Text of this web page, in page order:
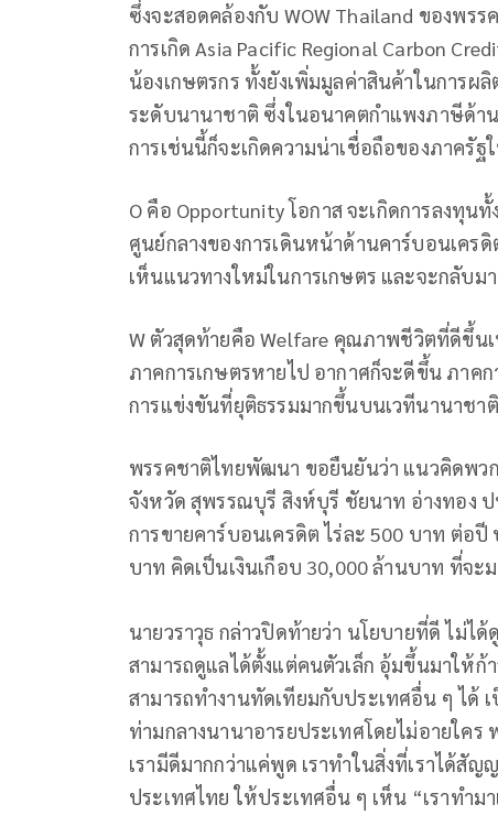
ซึ่งจะสอดคล้องกับ WOW Thailand ของพร
การเกิด Asia Pacific Regional Carbon
น้องเกษตรกร ทั้งยังเพิ่มมูลค่าสินค้าในการผ
ระดับนานาชาติ ซึ่งในอนาคตกำแพงภาษีด้าน
การเช่นนี้ก็จะเกิดความน่าเชื่อถือของภาครัฐ
O คือ Opportunity โอกาส จะเกิดการลงทุน
ศูนย์กลางของการเดินหน้าด้านคาร์บอนเคร
เห็นแนวทางใหม่ในการเกษตร และจะกลับ
W ตัวสุดท้ายคือ Welfare คุณภาพชีวิตที่ดีขึ้น
ภาคการเกษตรหายไป อากาศก็จะดีขึ้น ภาคก
การแข่งขันที่ยุติธรรมมากขึ้นบนเวทีนานาชาติ
พรรคชาติไทยพัฒนา ขอยืนยันว่า แนวคิดพว
จังหวัด สุพรรณบุรี สิงห์บุรี ชัยนาท อ่างทอง
การขายคาร์บอนเครดิต ไร่ละ 500 บาท ต่อปี
บาท คิดเป็นเงินเกือบ 30,000 ล้านบาท ที่จ
นายวราวุธ กล่าวปิดท้ายว่า นโยบายที่ดี ไม่
สามารถดูแลได้ตั้งแต่คนตัวเล็ก อุ้มขึ้นมาให้
สามารถทำงานทัดเทียมกับประเทศอื่น ๆ ได้
ท่ามกลางนานาอารยประเทศโดยไม่อายใคร
เรามีดีมากกว่าแค่พูด เราทำในสิ่งที่เราได้สัญ
ประเทศไทย ให้ประเทศอื่น ๆ เห็น “เราทำม